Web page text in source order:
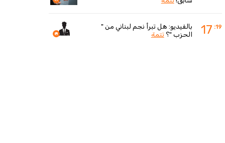
17 :19
بالفيديو: هل تبرأ نجم لبناني من "
الحزب "؟تتمة